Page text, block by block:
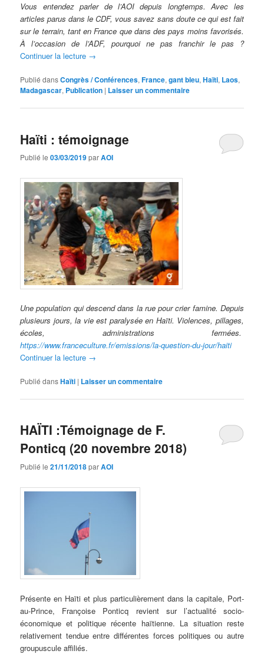
Vous entendez parler de l’AOI depuis longtemps. Avec les
articles parus dans le CDF, vous savez sans doute ce qui est fait
sur le terrain, tant en France que dans des pays moins favorisés.
À l’occasion de l’ADF, pourquoi ne pas franchir le pas ?
Continuer la lecture →
Publié dansCongrès / Conférences,France,gant bleu,Haïti, Laos,
Madagascar, Publication | Laisser un commentaire
Haïti : témoignage
Publié le03/03/2019parAOI
Une population qui descend dans la rue pour crier famine. Depuis
plusieurs jours, la vie est paralysée en Haïti. Violences, pillages,
écoles, administrations fermées.
https://www.franceculture.fr/emissions/la-question-du-jour/haiti
Continuer la lecture →
Publié dansHaïti | Laisser un commentaire
HAÏTI :Témoignage de F.
Ponticq (20 novembre 2018)
Publié le21/11/2018parAOI
Présente en Haïti et plus particulièrement dans la capitale, Port-
au-Prince, Françoise Ponticq revient sur l’actualité socio-
économique et politique récente haïtienne. La situation reste
relativement tendue entre différentes forces politiques ou autre
groupuscule affiliés.